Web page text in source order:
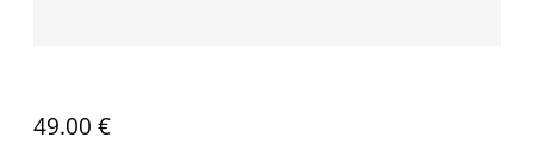
49.00 €